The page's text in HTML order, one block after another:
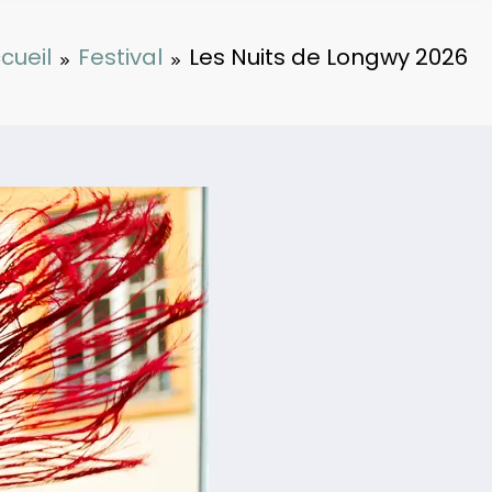
Festival Les Nuits de Longwy 2026